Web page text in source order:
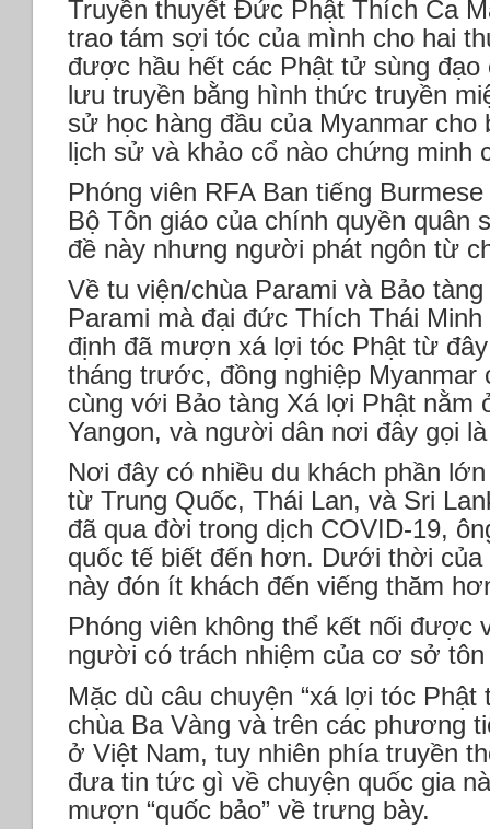
Truyền thuyết Đức Phật Thích Ca
trao tám sợi tóc của mình cho hai
được hầu hết các Phật tử sùng
lưu truyền bằng hình thức truyền
sử học hàng đầu của Myanmar cho
lịch sử và khảo cổ nào chứng minh
Phóng viên RFA Ban tiếng
Bộ Tôn giáo của chính quyền quân
đề này nhưng người phát ngôn từ
Về tu viện/chùa Parami và Bảo
Parami mà đại đức Thích Thái
định đã mượn xá lợi tóc Phật từ
tháng trước, đồng nghiệp Myanmar
cùng với Bảo tàng Xá lợi Phật nằm
Yangon, và người dân nơi đây gọi
Nơi đây có nhiều du khách phần
từ Trung Quốc, Thái Lan, và Sri
đã qua đời trong dịch COVID-19,
quốc tế biết đến hơn. Dưới thời
này đón ít khách đến viếng thăm
Phóng viên không thể kết nối được
người có trách nhiệm của cơ sở tôn
Mặc dù câu chuyện “xá lợi tóc
chùa Ba Vàng và trên các phương
ở Việt Nam, tuy nhiên phía truyền
đưa tin tức gì về chuyện quốc gia
mượn “quốc bảo” về trưng bày.